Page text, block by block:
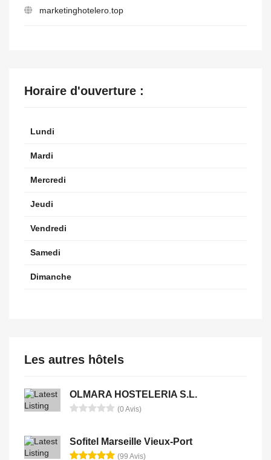
marketinghotelero.top
Horaire d'ouverture :
Lundi
Mardi
Mercredi
Jeudi
Vendredi
Samedi
Dimanche
Les autres hôtels
OLMARA HOSTELERIA S.L.
(0 Avis)
Sofitel Marseille Vieux-Port
(99 Avis)